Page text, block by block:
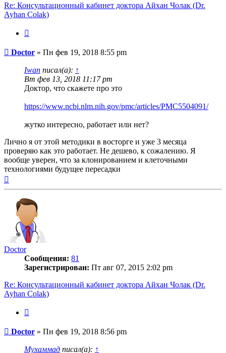
Re: Консультационный кабинет доктора Айхан Чолак (Dr.
Ayhan Colak)
Сообщение
Doctor » Пн фев 19, 2018 8:55 pm
Iwan писал(а): ↑
Вт фев 13, 2018 11:17 pm
Доктор, что скажете про это
https://www.ncbi.nlm.nih.gov/pmc/articles/PMC5504091/
жутко интересно, работает или нет?
Лично я от этой методики в восторге и уже 3 месяца
проверяю как это работает. Не дешево, к сожалению. Я
вообще уверен, что за клонированием и клеточными
технологиями будущее пересадки
Doctor
Сообщения: 81
Зарегистрирован: Пт авг 07, 2015 2:02 pm
Re: Консультационный кабинет доктора Айхан Чолак (Dr.
Ayhan Colak)
Сообщение
Doctor » Пн фев 19, 2018 8:56 pm
Мухаммад писал(а): ↑